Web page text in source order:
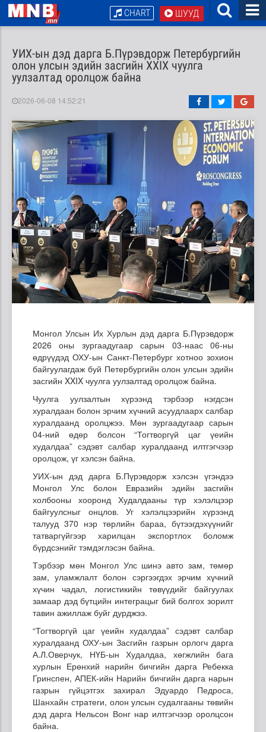
ШУУД
CHART
УИХ-ын дэд дарга Б.Пүрэвдорж Петербургийн
олон улсын эдийн засгийн XXIX чуулга
уулзалтад оролцож байна
2026-06-08 14:52:21
Монгол Улсын Их Хурлын дэд дарга Б.Пүрэвдорж
2026 оны зургаадугаар сарын 03-наас 06-ны
өдрүүдэд ОХУ-ын Санкт-Петербург хотноо зохион
байгуулагдаж буй Петербургийн олон улсын эдийн
засгийн XXIX чуулга уулзалтад оролцож байна.
Чуулга уулзалтын хүрээнд тэрбээр нэгдсэн
хуралдаан болон эрчим хүчний асуудлаарх салбар
хуралдаанд оролцжээ. Мөн зургаадугаар сарын
04-ний өдөр болсон “Тогтворгүй цаг үеийн
худалдаа” сэдэвт салбар хуралдаанд илтгэгчээр
оролцож, үг хэлсэн байна.
УИХ-ын дэд дарга Б.Пүрэвдорж хэлсэн үгэндээ
Монгол Улс болон Евразийн эдийн засгийн
холбооны хооронд Худалдааны түр хэлэлцээр
байгуулсныг онцлов. Уг хэлэлцээрийн хүрээнд
талууд 370 нэр төрлийн бараа, бүтээгдэхүүнийг
татваргүйгээр харилцан экспортлох боломж
бүрдсэнийг тэмдэглэсэн байна.
Тэрбээр мөн Монгол Улс шинэ авто зам, төмөр
зам, уламжлалт болон сэргээгдэх эрчим хүчний
хүчин чадал, логистикийн төвүүдийг байгуулах
замаар дэд бүтцийн интеграцыг бий болгох зорилт
тавин ажиллаж буйг дурджээ.
“Тогтворгүй цаг үеийн худалдаа” сэдэвт салбар
хуралдаанд ОХУ-ын Засгийн газрын орлогч дарга
А.Л.Оверчук, НҮБ-ын Худалдаа, хөгжлийн бага
хурлын Ерөнхий нарийн бичгийн дарга Ребекка
Гринспен, АПЕК-ийн Нарийн бичгийн дарга нарын
газрын гүйцэтгэх захирал Эдуардо Педроса,
Шанхайн стратеги, олон улсын судалгааны төвийн
дэд дарга Нельсон Вонг нар илтгэгчээр оролцсон
байна.